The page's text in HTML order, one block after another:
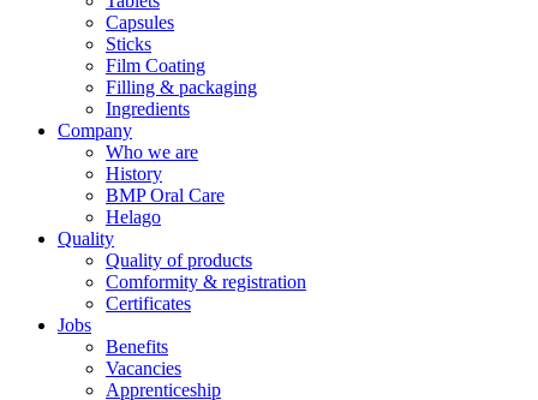
Capsules
Sticks
Film Coating
Filling & packaging
Ingredients
Company
Who we are
History
BMP Oral Care
Helago
Quality
Quality of products
Comformity & registration
Certificates
Jobs
Benefits
Vacancies
Apprenticeship